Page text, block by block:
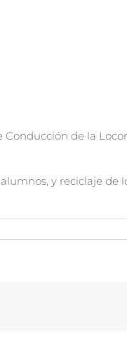
de la
y reciclaje de